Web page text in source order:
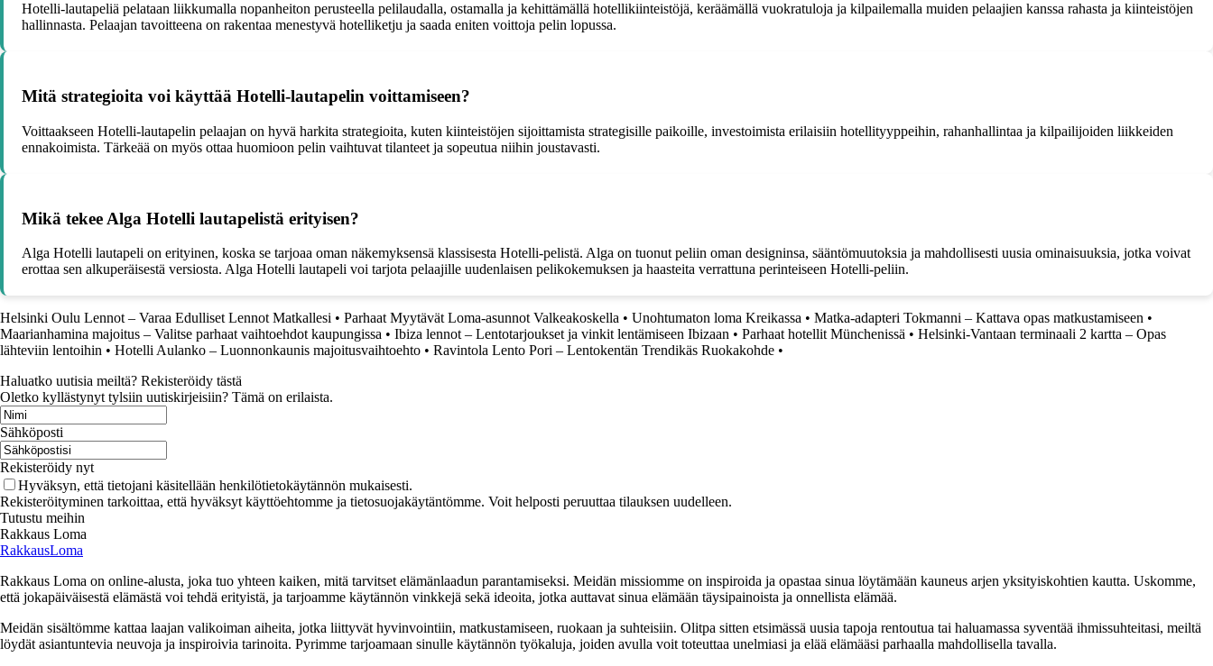
Hotelli-lautapeliä pelataan liikkumalla nopanheiton perusteella pelilaudalla, ostamalla ja kehittämällä hotellikiinteistöjä, keräämällä vuokratuloja ja kilpailemalla muiden pelaajien kanssa rahasta ja kiinteistöjen
hallinnasta. Pelaajan tavoitteena on rakentaa menestyvä hotelliketju ja saada eniten voittoja pelin lopussa.
Mitä strategioita voi käyttää Hotelli-lautapelin voittamiseen?
Voittaakseen Hotelli-lautapelin pelaajan on hyvä harkita strategioita, kuten kiinteistöjen sijoittamista strategisille paikoille, investoimista erilaisiin hotellityyppeihin, rahanhallintaa ja kilpailijoiden liikkeiden
ennakoimista. Tärkeää on myös ottaa huomioon pelin vaihtuvat tilanteet ja sopeutua niihin joustavasti.
Mikä tekee Alga Hotelli lautapelistä erityisen?
Alga Hotelli lautapeli on erityinen, koska se tarjoaa oman näkemyksensä klassisesta Hotelli-pelistä. Alga on tuonut peliin oman designinsa, sääntömuutoksia ja mahdollisesti uusia ominaisuuksia, jotka voivat
erottaa sen alkuperäisestä versiosta. Alga Hotelli lautapeli voi tarjota pelaajille uudenlaisen pelikokemuksen ja haasteita verrattuna perinteiseen Hotelli-peliin.
Helsinki Oulu Lennot – Varaa Edulliset Lennot Matkallesi • Parhaat Myytävät Loma-asunnot Valkeakoskella • Unohtumaton loma Kreikassa • Matka-adapteri Tokmanni – Kattava opas matkustamiseen •
Maarianhamina majoitus – Valitse parhaat vaihtoehdot kaupungissa • Ibiza lennot – Lentotarjoukset ja vinkit lentämiseen Ibizaan • Parhaat hotellit Münchenissä • Helsinki-Vantaan terminaali 2 kartta – Opas
lähteviin lentoihin • Hotelli Aulanko – Luonnonkaunis majoitusvaihtoehto • Ravintola Lento Pori – Lentokentän Trendikäs Ruokakohde •
Haluatko uutisia meiltä? Rekisteröidy tästä
Oletko kyllästynyt tylsiin uutiskirjeisiin? Tämä on erilaista.
Sähköposti
Rekisteröidy nyt
Hyväksyn, että tietojani käsitellään henkilötietokäytännön mukaisesti.
Rekisteröityminen tarkoittaa, että hyväksyt käyttöehtomme ja tietosuojakäytäntömme. Voit helposti peruuttaa tilauksen uudelleen.
Tutustu meihin
Rakkaus Loma
RakkausLoma
Rakkaus Loma on online-alusta, joka tuo yhteen kaiken, mitä tarvitset elämänlaadun parantamiseksi. Meidän missiomme on inspiroida ja opastaa sinua löytämään kauneus arjen yksityiskohtien kautta. Uskomme,
että jokapäiväisestä elämästä voi tehdä erityistä, ja tarjoamme käytännön vinkkejä sekä ideoita, jotka auttavat sinua elämään täysipainoista ja onnellista elämää.
Meidän sisältömme kattaa laajan valikoiman aiheita, jotka liittyvät hyvinvointiin, matkustamiseen, ruokaan ja suhteisiin. Olitpa sitten etsimässä uusia tapoja rentoutua tai haluamassa syventää ihmissuhteitasi, meiltä
löydät asiantuntevia neuvoja ja inspiroivia tarinoita. Pyrimme tarjoamaan sinulle käytännön työkaluja, joiden avulla voit toteuttaa unelmiasi ja elää elämääsi parhaalla mahdollisella tavalla.